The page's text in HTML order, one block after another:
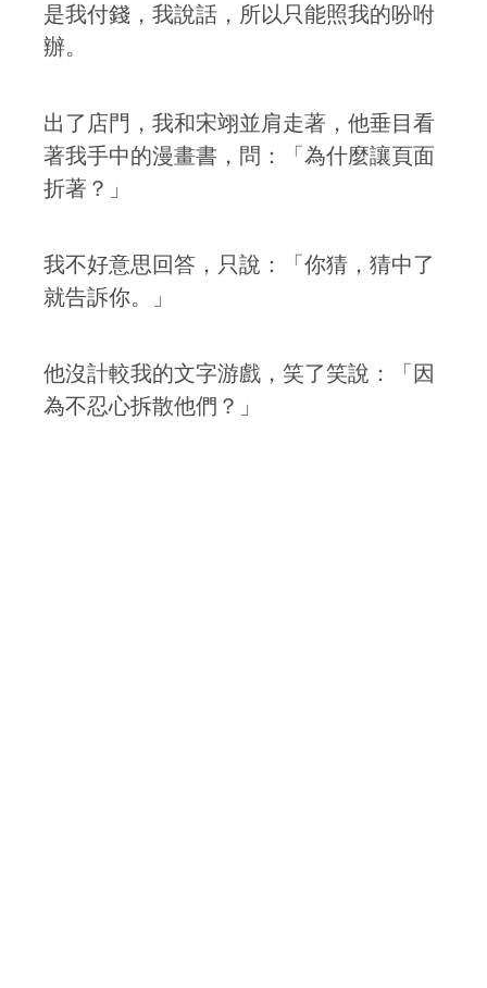
是我付錢，我說話，所以只能照我的吩咐
辦。
出了店門，我和宋翊並肩走著，他垂目看
著我手中的漫畫書，問：「為什麼讓頁面
折著？」
我不好意思回答，只說：「你猜，猜中了
就告訴你。」
他沒計較我的文字游戲，笑了笑說：「因
為不忍心拆散他們？」